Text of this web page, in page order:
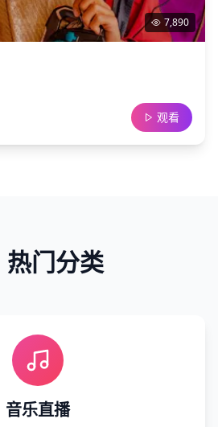
7,890
观看
热门分类
音乐直播